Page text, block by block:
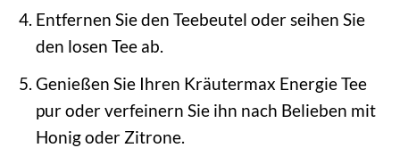
Entfernen Sie den Teebeutel oder seihen Sie
den losen Tee ab.
Genießen Sie Ihren Kräutermax Energie Tee
pur oder verfeinern Sie ihn nach Belieben mit
Honig oder Zitrone.